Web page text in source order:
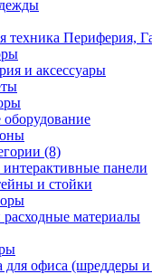
техника Периферия,
и аксессуары
оборудование
(8)
панели
и стойки
материалы
для офиса (шреддеры